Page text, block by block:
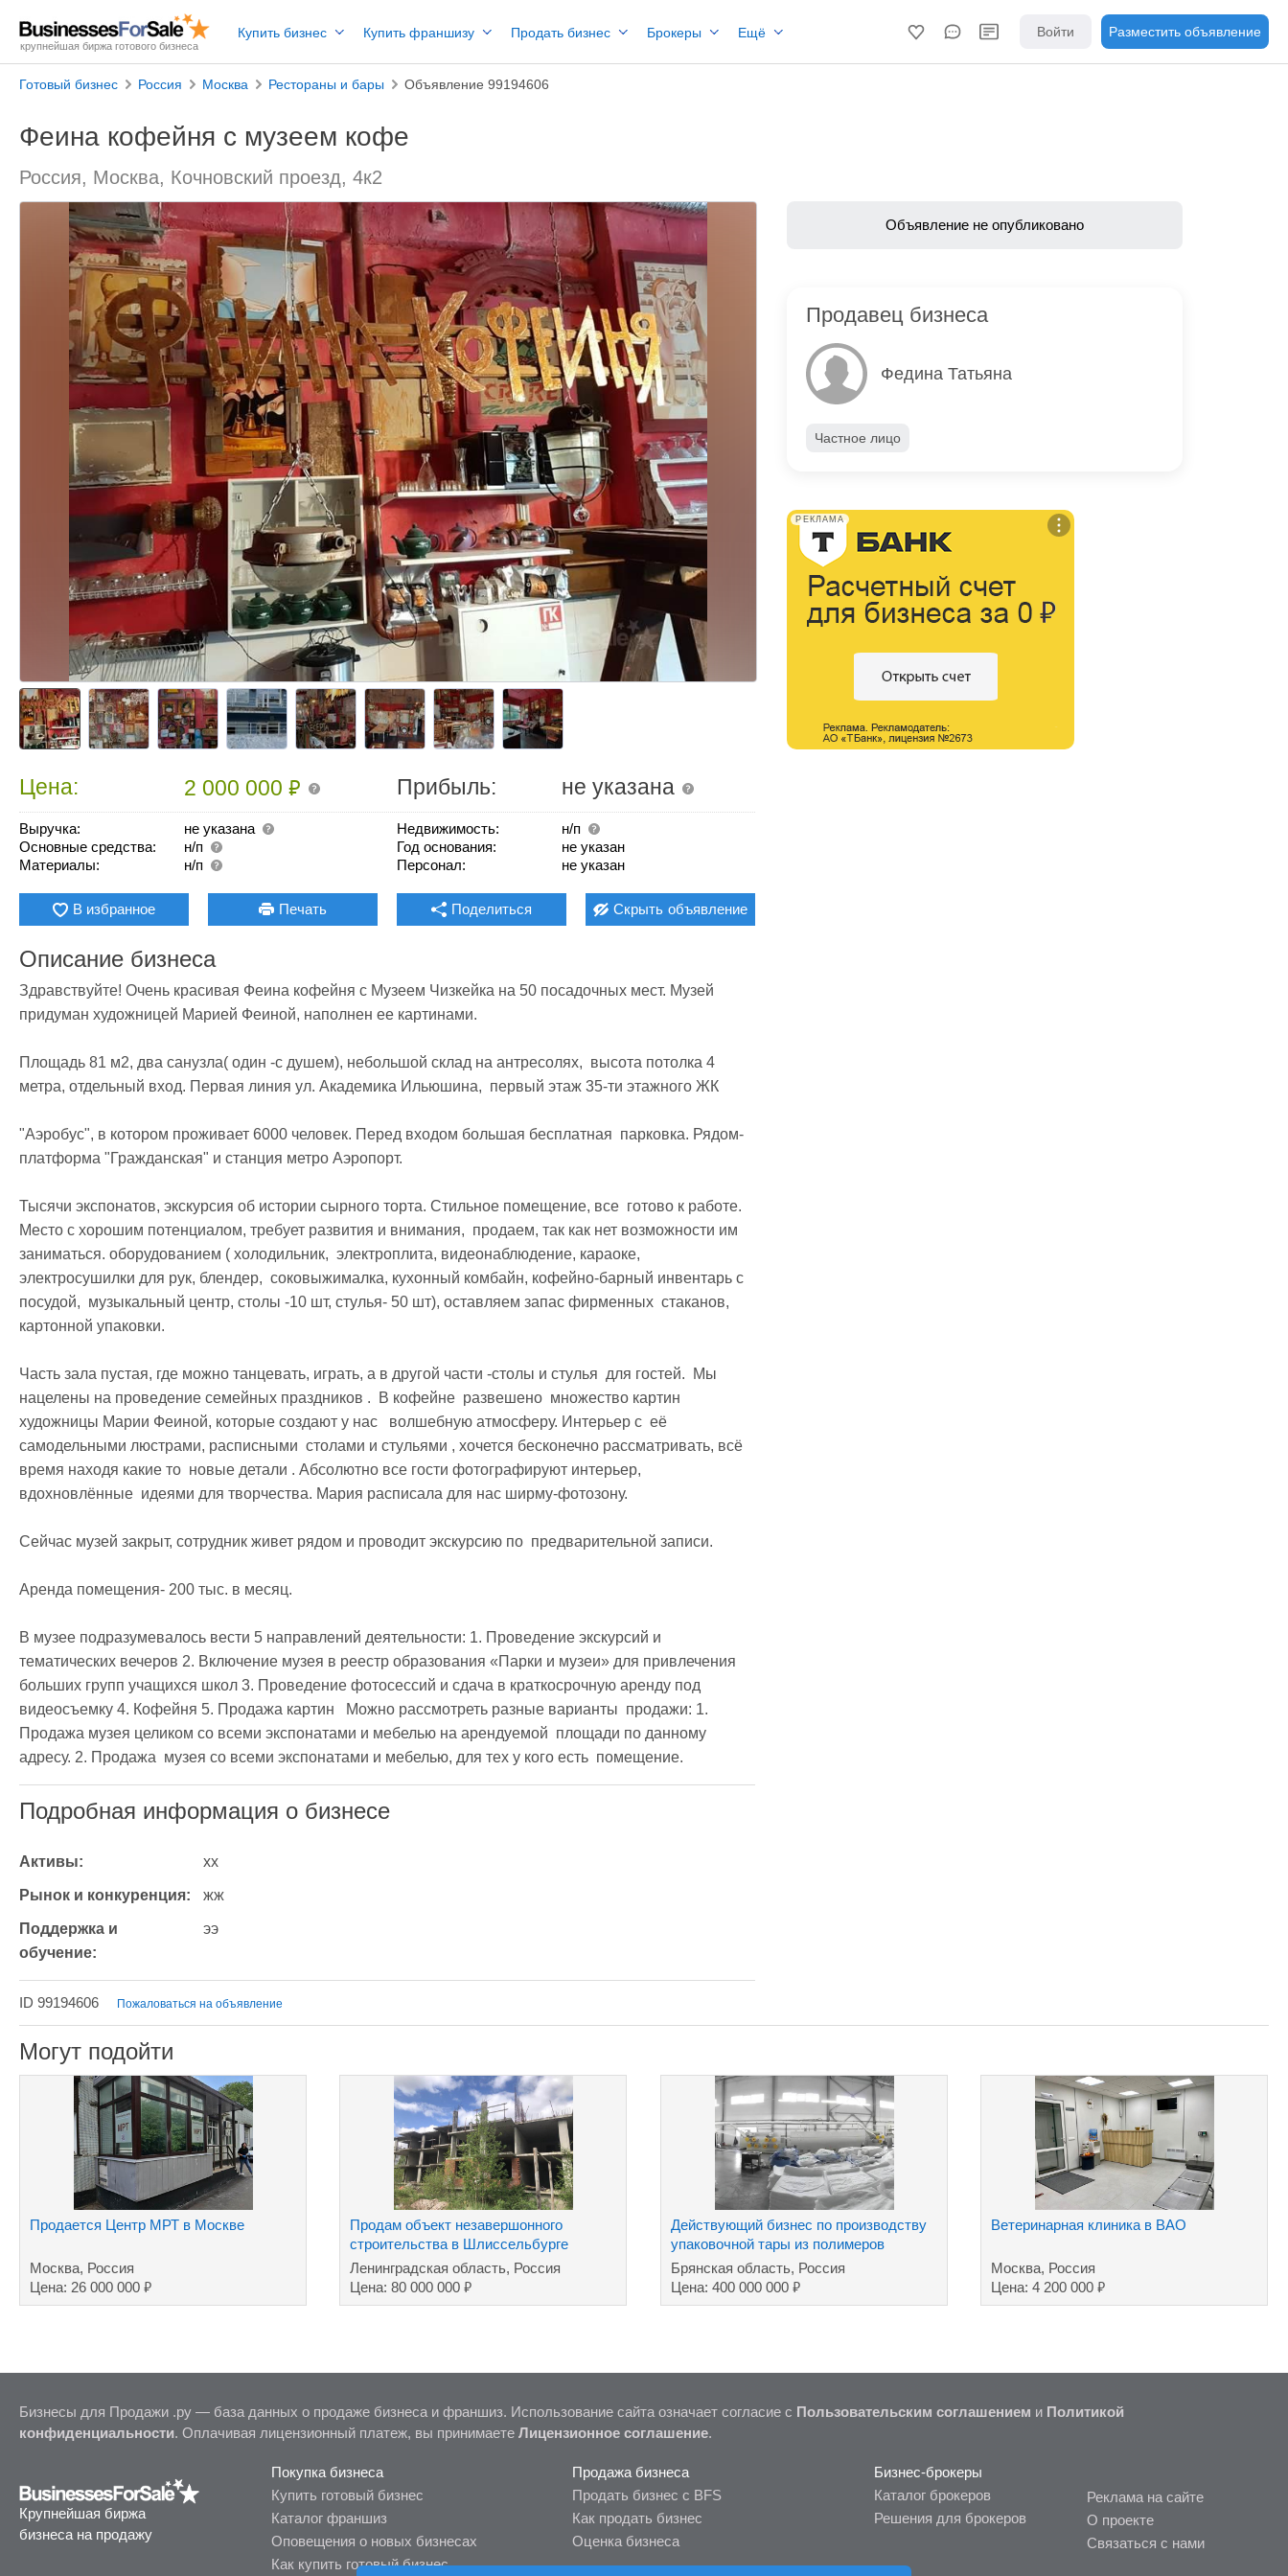
крупнейшая биржа готового бизнеса
Купить бизнес Купить франшизу Продать бизнес Брокеры Ещё Войти Разместить объявление
Готовый бизнес Россия Москва Рестораны и бары Объявление 99194606
Феина кофейня с музеем кофе
Россия, Москва, Кочновский проезд, 4к2
Цена: 2 000 000₽ Прибыль: не указана
Выручка:
не указана
Основные средства:
н/п
Материалы:
н/п
Недвижимость:
н/п
Год основания:
не указан
Персонал:
не указан
В избранное Печать Поделиться Скрыть объявление
Описание бизнеса
Здравствуйте! Очень красивая Феина кофейня с Музеем Чизкейка на 50 посадочных мест. Музей
придуман художницей Марией Феиной, наполнен ее картинами.
Площадь 81 м2, два санузла( один -с душем), небольшой склад на антресолях,  высота потолка 4
метра, отдельный вход. Первая линия ул. Академика Ильюшина,  первый этаж 35-ти этажного ЖК
"Аэробус", в котором проживает 6000 человек. Перед входом большая бесплатная  парковка. Рядом-
платформа "Гражданская" и станция метро Аэропорт.
Тысячи экспонатов, экскурсия об истории сырного торта. Стильное помещение, все  готово к работе.
Место с хорошим потенциалом, требует развития и внимания,  продаем, так как нет возможности им
заниматься. оборудованием ( холодильник,  электроплита, видеонаблюдение, караоке,
электросушилки для рук, блендер,  соковыжималка, кухонный комбайн, кофейно-барный инвентарь с
посудой,  музыкальный центр, столы -10 шт, стулья- 50 шт), оставляем запас фирменных  стаканов,
картонной упаковки.
Часть зала пустая, где можно танцевать, играть, а в другой части -столы и стулья  для гостей.  Мы
нацелены на проведение семейных праздников .  В кофейне  развешено  множество картин
художницы Марии Феиной, которые создают у нас   волшебную атмосферу. Интерьер с  её
самодельными люстрами, расписными  столами и стульями , хочется бесконечно рассматривать, всё
время находя какие то  новые детали . Абсолютно все гости фотографируют интерьер,
вдохновлённые  идеями для творчества. Мария расписала для нас ширму-фотозону.
Сейчас музей закрыт, сотрудник живет рядом и проводит экскурсию по  предварительной записи.
Аренда помещения- 200 тыс. в месяц.
В музее подразумевалось вести 5 направлений деятельности: 1. Проведение экскурсий и
тематических вечеров 2. Включение музея в реестр образования «Парки и музеи» для привлечения
больших групп учащихся школ 3. Проведение фотосессий и сдача в краткосрочную аренду под
видеосъемку 4. Кофейня 5. Продажа картин   Можно рассмотреть разные варианты  продажи: 1.
Продажа музея целиком со всеми экспонатами и мебелью на арендуемой  площади по данному
адресу. 2. Продажа  музея со всеми экспонатами и мебелью, для тех у кого есть  помещение.
Подробная информация о бизнесе
Активы: хх
Рынок и конкуренция: жж
Поддержка и
обучение:
ээ
Объявление не опубликовано
Продавец бизнеса
Федина Татьяна
Частное лицо
РЕКЛАМА
ID 99194606 Пожаловаться на объявление
Могут подойти
Продается Центр МРТ в Москве
Москва, Россия
Цена: 26 000 000 ₽
Продам объект незавершонного
строительства в Шлиссельбурге
Леноблость
Ленинградская область, Россия
Цена: 80 000 000₽
Действующий бизнес по производству
упаковочной тары из полимеров
Брянская область, Россия
Цена: 400 000 000 ₽
Ветеринарная клиника в ВАО
Москва, Россия
Цена: 4 200 000₽
Бизнесы для Продажи .ру — база данных о продаже бизнеса и франшиз. Использование сайта означает согласие с Пользовательским соглашением и Политикой
конфиденциальности. Оплачивая лицензионный платеж, вы принимаете Лицензионное соглашение.
Крупнейшая биржа
бизнеса на продажу
Покупка бизнеса
Купить готовый бизнес
Каталог франшиз
Оповещения о новых бизнесах
Как купить готовый бизнес
Продажа бизнеса
Продать бизнес с BFS
Как продать бизнес
Оценка бизнеса
Бизнес-брокеры
Каталог брокеров
Решения для брокеров
Реклама на сайте
О проекте
Связаться с нами